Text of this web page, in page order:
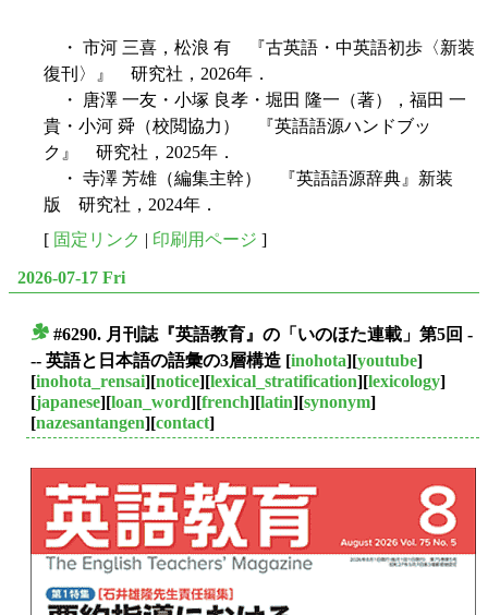
・ 市河 三喜，松浪 有 『古英語・中英語初歩〈新装
復刊〉』 研究社，2026年．
・ 唐澤 一友・小塚 良孝・堀田 隆一（著），福田 一
貴・小河 舜（校閲協力） 『英語語源ハンドブッ
ク』 研究社，2025年．
・ 寺澤 芳雄（編集主幹） 『英語語源辞典』新装
版 研究社，2024年．
[ 固定リンク | 印刷用ページ ]
2026-07-17 Fri
#6290. 月刊誌『英語教育』の「いのほた連載」第5回 -
-- 英語と日本語の語彙の3層構造 [inohota][youtube]
[inohota_rensai][notice][lexical_stratification][lexicology]
[japanese][loan_word][french][latin][synonym]
[nazesantangen][contact]